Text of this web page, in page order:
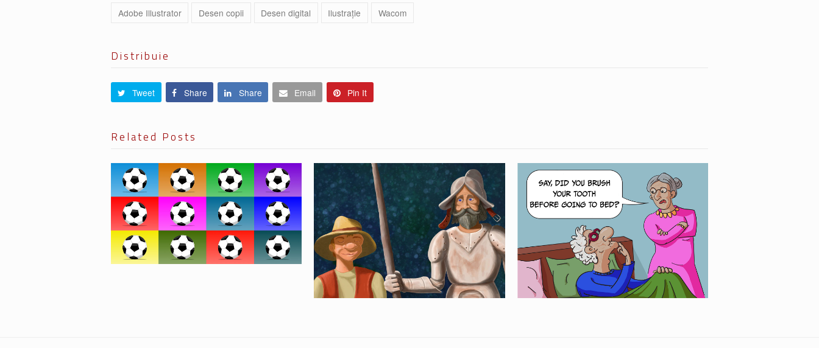
Adobe Illustrator Desen copii Desen digital Ilustrație Wacom
Distribuie
Tweet Share Share Email Pin It
Related Posts